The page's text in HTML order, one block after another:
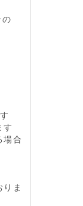
す
場合
ま